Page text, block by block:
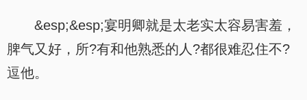
&esp;&esp;宴明卿就是太老实太容易害羞，
脾气又好，所?有和他熟悉的人?都很难忍住不?
逗他。